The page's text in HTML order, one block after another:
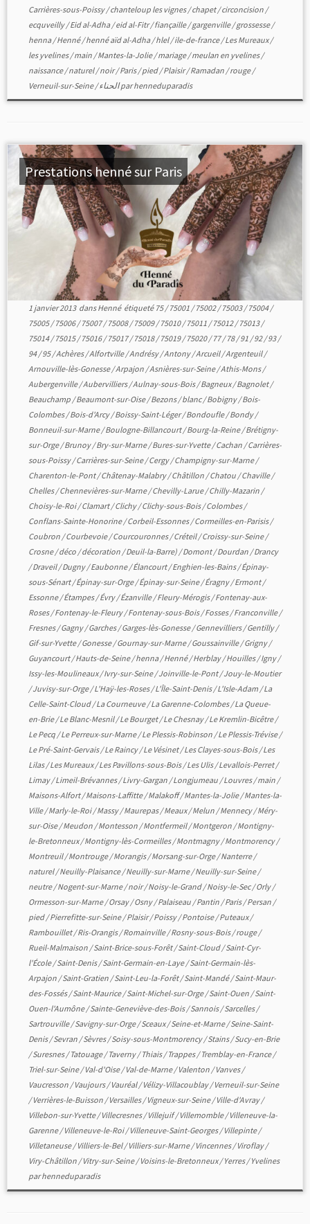
Carrières-sous-Poissy/chanteloup les vignes/chapet/circoncision /
ecquveilly/Eid al-Adha/eid al-Fitr/fiançaille/gargenville/grossesse/
henna/Henné/henné aïd al-Adha/hlel/ile-de-france/Les Mureaux/
les yvelines/main /Mantes-la-Jolie/mariage/meulan en yvelines/
naissance/naturel/noir/Paris/pied/Plaisir/Ramadan /rouge/
Verneuil-sur-Seine/ الحناءparhenneduparadis
Prestations henné sur Paris
1 janvier 2013dansHenné étiqueté 75/75001 /75002/75003/75004/
75005/75006/75007/75008/75009/75010/75011 /75012/75013/
75014/75015/75016/75017/75018/75019/75020/77/78/91 /92/93/
94/95/Achères/Alfortville/Andrésy/Antony/Arcueil/Argenteuil/
Arnouville-lès-Gonesse/Arpajon /Asnières-sur-Seine/Athis-Mons/
Aubergenville/Aubervilliers/Aulnay-sous-Bois/Bagneux/Bagnolet/
Beauchamp /Beaumont-sur-Oise/Bezons/blanc/Bobigny/Bois-
Colombes/Bois-d'Arcy/Boissy-Saint-Léger/Bondoufle/Bondy/
Bonneuil-sur-Marne/Boulogne-Billancourt/Bourg-la-Reine/Brétigny-
sur-Orge/Brunoy/Bry-sur-Marne/Bures-sur-Yvette/Cachan /Carrières-
sous-Poissy/Carrières-sur-Seine/Cergy/Champigny-sur-Marne/
Charenton-le-Pont/Châtenay-Malabry/Châtillon /Chatou /Chaville/
Chelles/Chennevières-sur-Marne/Chevilly-Larue/Chilly-Mazarin /
Choisy-le-Roi/Clamart/Clichy/Clichy-sous-Bois/Colombes/
Conflans-Sainte-Honorine/Corbeil-Essonnes/Cormeilles-en-Parisis/
Coubron /Courbevoie/Courcouronnes/Créteil/Croissy-sur-Seine/
Crosne/déco /décoration /Deuil-la-Barre) /Domont/Dourdan /Drancy
/Draveil/Dugny/Eaubonne/Élancourt/Enghien-les-Bains/Épinay-
sous-Sénart/Épinay-sur-Orge/Épinay-sur-Seine/Éragny/Ermont/
Essonne/Étampes/Évry/Ézanville/Fleury-Mérogis/Fontenay-aux-
Roses/Fontenay-le-Fleury/Fontenay-sous-Bois/Fosses/Franconville/
Fresnes/Gagny/Garches/Garges-lès-Gonesse/Gennevilliers/Gentilly/
Gif-sur-Yvette/Gonesse/Gournay-sur-Marne/Goussainville/Grigny/
Guyancourt/Hauts-de-Seine/henna/Henné/Herblay/Houilles/Igny/
Issy-les-Moulineaux/Ivry-sur-Seine/Joinville-le-Pont/Jouy-le-Moutier
/Juvisy-sur-Orge/L'Haÿ-les-Roses/L'Île-Saint-Denis/L'Isle-Adam /La
Celle-Saint-Cloud/La Courneuve/La Garenne-Colombes/La Queue-
en-Brie/Le Blanc-Mesnil/Le Bourget/Le Chesnay/Le Kremlin-Bicêtre/
Le Pecq /Le Perreux-sur-Marne/Le Plessis-Robinson /Le Plessis-Trévise/
Le Pré-Saint-Gervais/Le Raincy/Le Vésinet/Les Clayes-sous-Bois/Les
Lilas/Les Mureaux/Les Pavillons-sous-Bois/Les Ulis/Levallois-Perret/
Limay/Limeil-Brévannes/Livry-Gargan /Longjumeau /Louvres/main /
Maisons-Alfort/Maisons-Laffitte/Malakoff/Mantes-la-Jolie/Mantes-la-
Ville/Marly-le-Roi/Massy/Maurepas/Meaux/Melun /Mennecy/Méry-
sur-Oise/Meudon /Montesson /Montfermeil/Montgeron /Montigny-
le-Bretonneux/Montigny-lès-Cormeilles/Montmagny/Montmorency/
Montreuil/Montrouge/Morangis/Morsang-sur-Orge/Nanterre/
naturel/Neuilly-Plaisance/Neuilly-sur-Marne/Neuilly-sur-Seine/
neutre/Nogent-sur-Marne/noir/Noisy-le-Grand/Noisy-le-Sec/Orly/
Ormesson-sur-Marne/Orsay/Osny/Palaiseau /Pantin /Paris/Persan /
pied/Pierrefitte-sur-Seine/Plaisir/Poissy/Pontoise/Puteaux/
Rambouillet/Ris-Orangis/Romainville/Rosny-sous-Bois/rouge/
Rueil-Malmaison /Saint-Brice-sous-Forêt/Saint-Cloud/Saint-Cyr-
l'École/Saint-Denis/Saint-Germain-en-Laye/Saint-Germain-lès-
Arpajon /Saint-Gratien /Saint-Leu-la-Forêt/Saint-Mandé/Saint-Maur-
des-Fossés/Saint-Maurice/Saint-Michel-sur-Orge/Saint-Ouen /Saint-
Ouen-l'Aumône/Sainte-Geneviève-des-Bois/Sannois/Sarcelles/
Sartrouville/Savigny-sur-Orge/Sceaux/Seine-et-Marne/Seine-Saint-
Denis/Sevran /Sèvres/Soisy-sous-Montmorency/Stains/Sucy-en-Brie
/Suresnes/Tatouage/Taverny/Thiais/Trappes/Tremblay-en-France/
Triel-sur-Seine/Val-d'Oise/Val-de-Marne/Valenton /Vanves/
Vaucresson /Vaujours/Vauréal/Vélizy-Villacoublay/Verneuil-sur-Seine
/Verrières-le-Buisson /Versailles/Vigneux-sur-Seine/Ville-d'Avray/
Villebon-sur-Yvette/Villecresnes/Villejuif/Villemomble/Villeneuve-la-
Garenne/Villeneuve-le-Roi/Villeneuve-Saint-Georges/Villepinte/
Villetaneuse/Villiers-le-Bel/Villiers-sur-Marne/Vincennes/Viroflay/
Viry-Châtillon /Vitry-sur-Seine/Voisins-le-Bretonneux/Yerres/Yvelines
parhenneduparadis